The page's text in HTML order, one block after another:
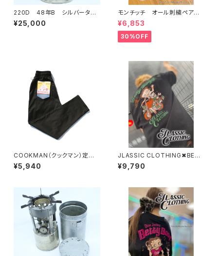
220D 48年B シルバータン
ク ヴィンテージランタン Col
eman(コールマン) ランプ
¥25,000
モンチッチ オール刺繍ペアー
柄Tシャツ 622891
¥6,853
30%OFF
COOKMAN（クックマン）定番
ブラック シェフパンツ Black 23
1-23829
¥5,940
JLASSIC CLOTHING✖︎BETT
Y BOOP S/S BIKE TEE
¥9,790